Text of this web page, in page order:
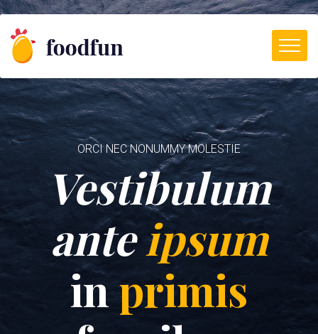
ORCI NEC NONUMMY MOLESTIE
Vestibulum
anteipsum
inprimis